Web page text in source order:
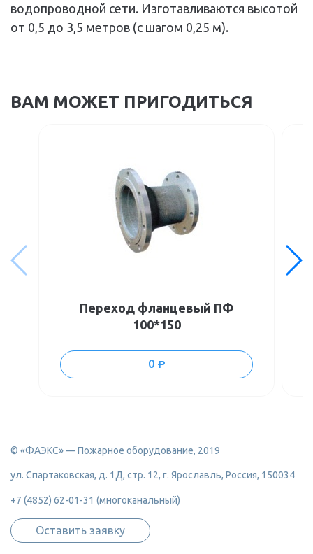
водопроводной сети. Изготавливаются высотой
от 0,5 до 3,5 метров (с шагом 0,25 м).
ВАМ МОЖЕТ ПРИГОДИТЬСЯ
Переход фланцевый ПФ
100*150
0 c
© «ФАЭКС» — Пожарное оборудование, 2019
ул. Спартаковская, д. 1Д, стр. 12, г. Ярославль, Россия, 150034
+7 (4852) 62-01-31 (многоканальный)
Оставить заявку